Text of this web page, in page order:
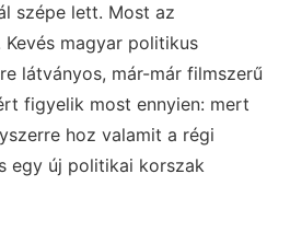
szépe lett. Most az
Kevés magyar politikus
látványos, már-már filmszerű
figyelik most ennyien: mert
hoz valamit a régi
egy új politikai korszak